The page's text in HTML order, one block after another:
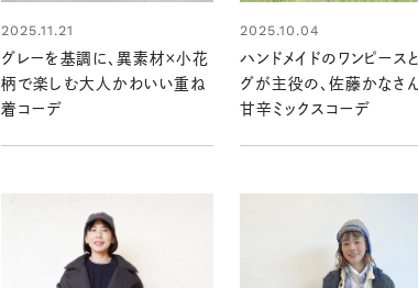
2025.11.21
グレーを基調に、異素材×小花
柄で楽しむ大人かわいい重ね
着コーデ
2025.10.04
ハンドメイドのワンピース
グが主役の、佐藤かなさ
甘辛ミックスコーデ